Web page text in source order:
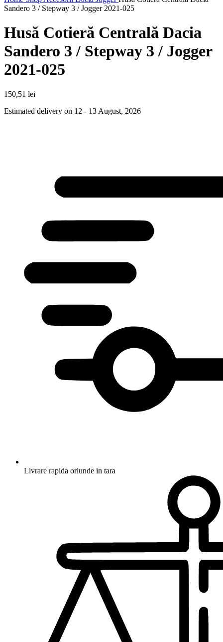
Sandero 3 / Stepway 3 / Jogger 2021-025
Husă Cotieră Centrală Dacia
Sandero 3 / Stepway 3 / Jogger
2021-025
150,51 lei
Estimated delivery on 12 - 13 August, 2026
Livrare rapida oriunde in tara